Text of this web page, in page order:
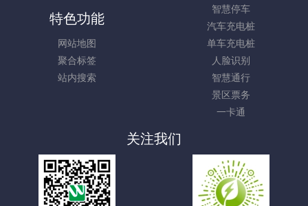
智慧停车
汽车充电桩
单车充电桩
人脸识别
智慧通行
景区票务
一卡通
特色功能
网站地图
聚合标签
站内搜索
关注我们